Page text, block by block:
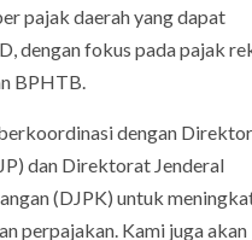
pajak daerah yang dapat
dengan fokus pada pajak
BPHTB.
dengan
dan Direktorat Jenderal
(DJPK) untuk
perpajakan. Kami juga akan